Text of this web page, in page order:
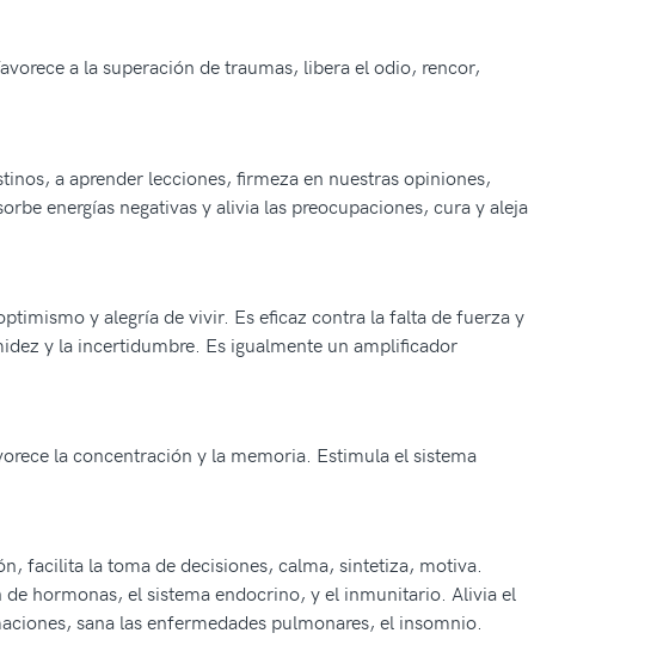
a la superación de traumas, libera el odio, rencor,
a aprender lecciones, firmeza en nuestras opiniones,
energías negativas y alivia las preocupaciones, cura y aleja
y alegría de vivir. Es eficaz contra la falta de fuerza y
y la incertidumbre. Es igualmente un amplificador
la concentración y la memoria. Estimula el sistema
facilita la toma de decisiones, calma, sintetiza, motiva.
hormonas, el sistema endocrino, y el inmunitario. Alivia el
sana las enfermedades pulmonares, el insomnio.